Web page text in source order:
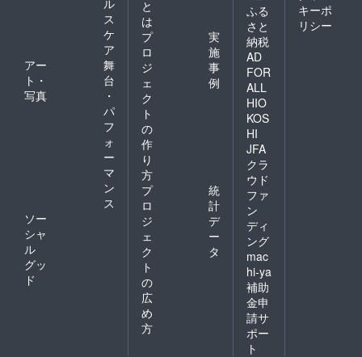
ス
ケ
ア
アー
ト・
写真
舞
台
・
パ
フ
ォ
ー
マ
ン
ス
ソー
シャ
ル
グッ
ド
と
は
プ
ロ
ジ
ェ
ク
ト
の
作
り
方
実
施
事
例
プ
ロ
ジ
ェ
ク
ト
の
広
め
方
統
計
デ
ー
タ
ふる
さと
納税
AD
FOR
ALL
HIO
KOS
HI
JFA
クラ
ウド
ファ
ン
ディ
ング
mac
hi-ya
補助
金申
請サ
ポー
ト
キーポ
リシー